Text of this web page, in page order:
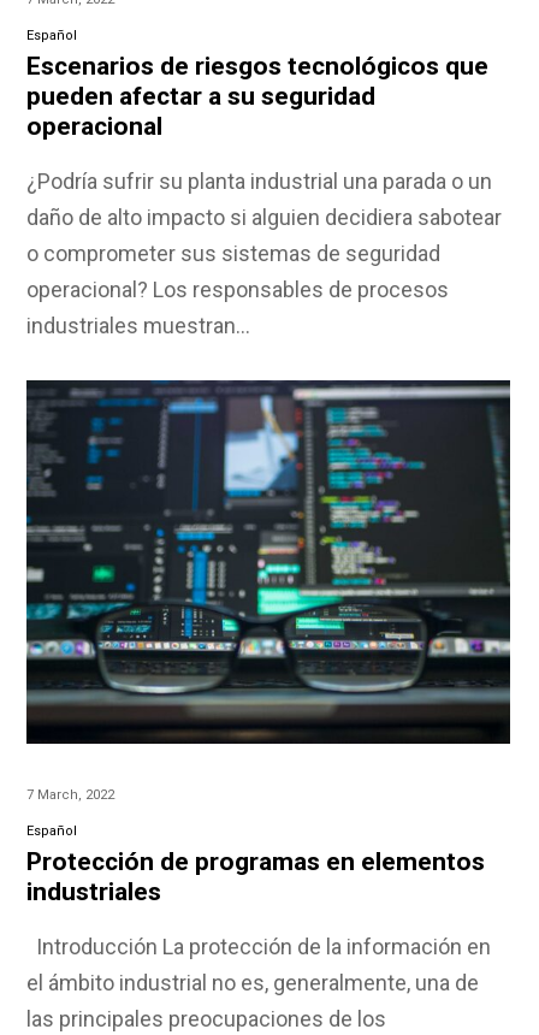
Español
Escenarios de riesgos tecnológicos que
pueden afectar a su seguridad
operacional
¿Podría sufrir su planta industrial una parada o un
daño de alto impacto si alguien decidiera sabotear
o comprometer sus sistemas de seguridad
operacional? Los responsables de procesos
industriales muestran…
7 March, 2022
Español
Protección de programas en elementos
industriales
Introducción La protección de la información en
el ámbito industrial no es, generalmente, una de
las principales preocupaciones de los